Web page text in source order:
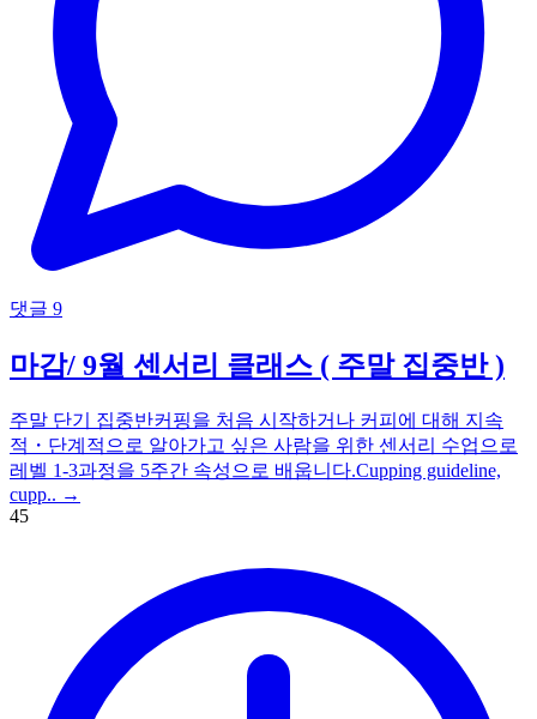
댓글 9
마감/ 9월 센서리 클래스 ( 주말 집중반 )
주말 단기 집중반커핑을 처음 시작하거나 커피에 대해 지속
적・단계적으로 알아가고 싶은 사람을 위한 센서리 수업으로
레벨 1-3과정을 5주간 속성으로 배웁니다.Cupping guideline,
cupp.. →
45